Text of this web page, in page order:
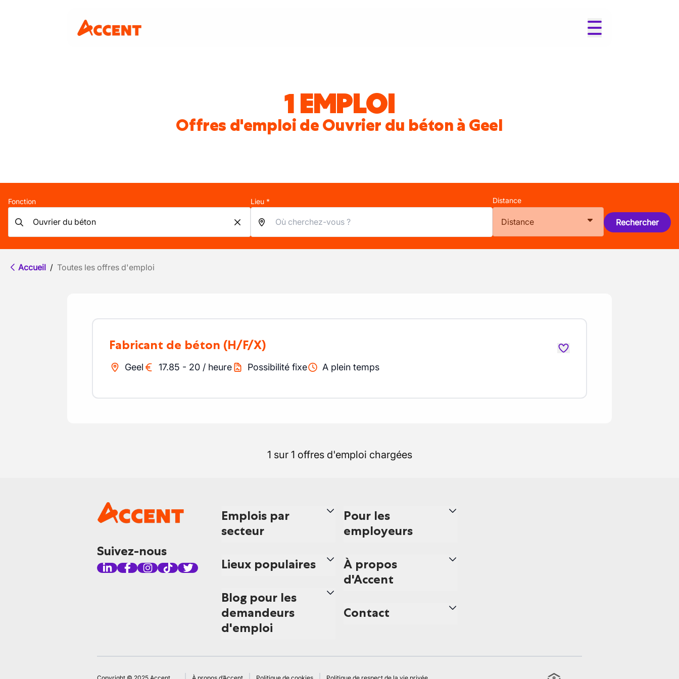
1 EMPLOI
Offres d'emploi de Ouvrier du béton à Geel
Fonction Lieu * Distance
Distance Rechercher
Accueil / Toutes les offres d'emploi
Fabricant de béton (H/F/X)
Geel 17.85 - 20 / heure Possibilité fixe A plein temps
1 sur 1 offres d'emploi chargées
Suivez-nous
Emplois par
secteur
Lieux populaires
Blog pour les
demandeurs
d'emploi
Pour les
employeurs
À propos
d'Accent
Contact